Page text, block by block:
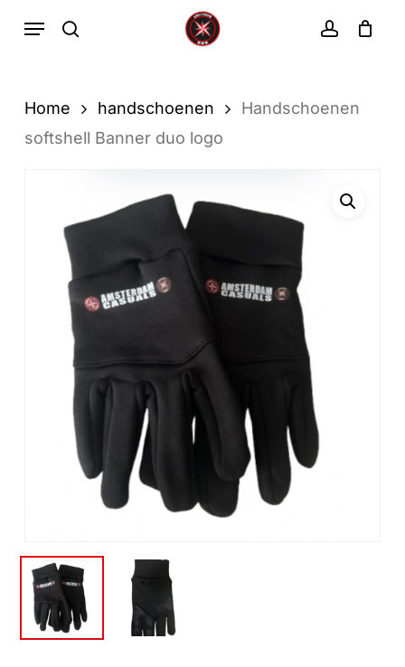
hoofdinhoud
zoekopdracht
Menu
Winkelwagen
Home handschoenen
Handschoenen
softshell Banner duo logo